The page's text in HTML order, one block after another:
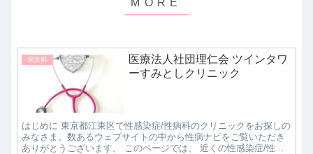
東京都
医療法人社団理仁会 ツインタワ
ーすみとしクリニック
はじめに 東京都江東区で性感染症/性病科のクリニックをお探しの
みなさま。数あるウェブサイトの中から性病ナビをご覧いただき
ありがとうございます。 このページでは、 近くの性感染症/性病